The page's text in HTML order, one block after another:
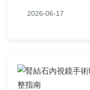
備、治療過程及
2026-06-17